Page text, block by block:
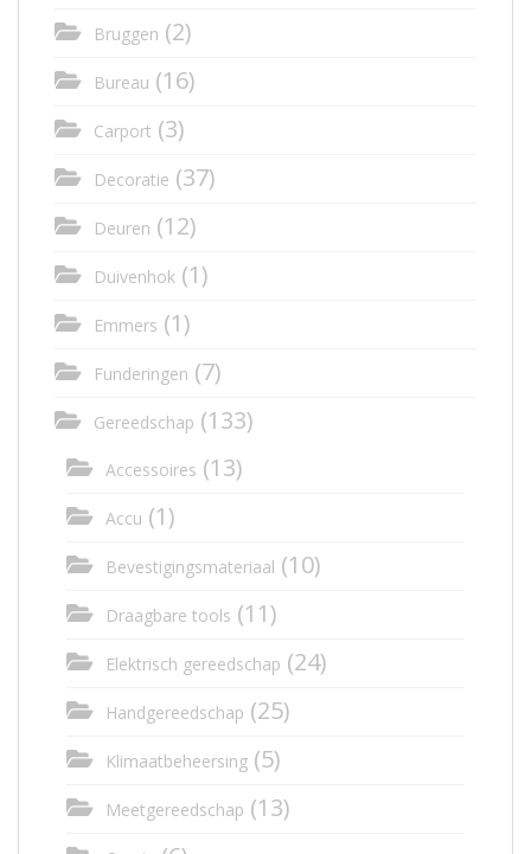
Bruggen (2)
Bureau (16)
Carport (3)
Decoratie (37)
Deuren (12)
Duivenhok (1)
Emmers (1)
Funderingen (7)
Gereedschap (133)
Accessoires (13)
Accu (1)
Bevestigingsmateriaal (10)
Draagbare tools (11)
Elektrisch gereedschap (24)
Handgereedschap (25)
Klimaatbeheersing (5)
Meetgereedschap (13)